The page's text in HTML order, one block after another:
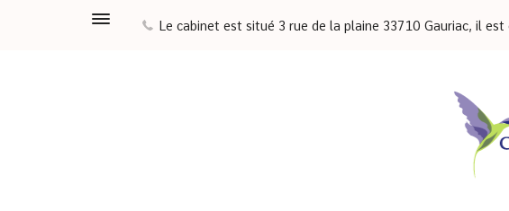
Le cabinet est situé 3 rue de la plaine 33710 Gauriac, il